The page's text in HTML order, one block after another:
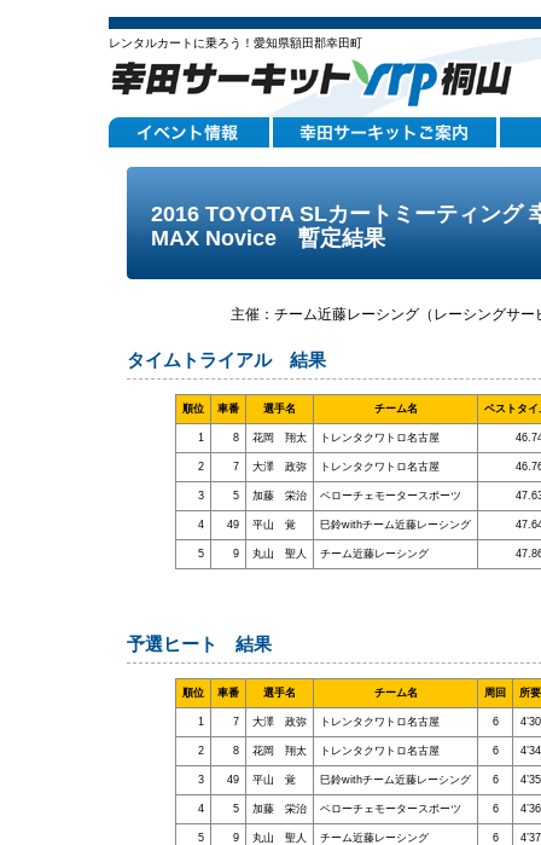
レンタルカートに乗ろう！愛知県額田郡幸田町
2016 TOYOTA SLカートミーティン
MAX Novice 暫定結果
主催：チーム近藤レーシング（レーシング
タイムトライアル 結果
順位 車番 選手名 チーム名 ベストタイ
1 8 花岡 翔太 トレンタクワトロ名古屋
2 7 大澤 政弥 トレンタクワトロ名古屋
3 5 加藤 栄治 ベローチェモータースポーツ
4 49 平山 覚 巳鈴withチーム近藤レーシング
5 9 丸山 聖人 チーム近藤レーシング
予選ヒート 結果
順位 車番 選手名 チーム名 周回 所
1 7 大澤 政弥 トレンタクワトロ名古屋 6
2 8 花岡 翔太 トレンタクワトロ名古屋 6
3 49 平山 覚 巳鈴withチーム近藤レーシング 6
4 5 加藤 栄治 ベローチェモータースポーツ 6
5 9 丸山 聖人 チーム近藤レーシング 6